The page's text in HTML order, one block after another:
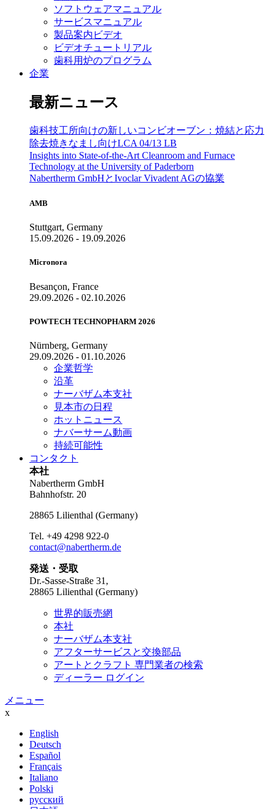
ソフトウェアマニュアル
サービスマニュアル
製品案内ビデオ
ビデオチュートリアル
歯科用炉のプログラム
企業
最新ニュース
歯科技工所向けの新しいコンビオーブン：焼結と応力
除去焼きなまし向けLCA 04/13 LB
Insights into State-of-the-Art Cleanroom and Furnace
Technology at the University of Paderborn
Nabertherm GmbHとIvoclar Vivadent AGの協業
AMB
Stuttgart, Germany
15.09.2026 - 19.09.2026
Micronora
Besançon, France
29.09.2026 - 02.10.2026
POWTECH TECHNOPHARM 2026
Nürnberg, Germany
29.09.2026 - 01.10.2026
企業哲学
沿革
ナーバザム本支社
見本市の日程
ホットニュース
ナバーサーム動画
持続可能性
コンタクト
本社
Nabertherm GmbH
Bahnhofstr. 20
28865 Lilienthal (Germany)
Tel. +49 4298 922-0
contact@nabertherm.de
発送・受取
Dr.-Sasse-Straße 31,
28865 Lilienthal (Germany)
世界的販売網
本社
ナーバザム本支社
アフターサービスと交換部品
アートとクラフト 専門業者の検索
ディーラー ログイン
メニュー
x
English
Deutsch
Español
Français
Italiano
Polski
русский